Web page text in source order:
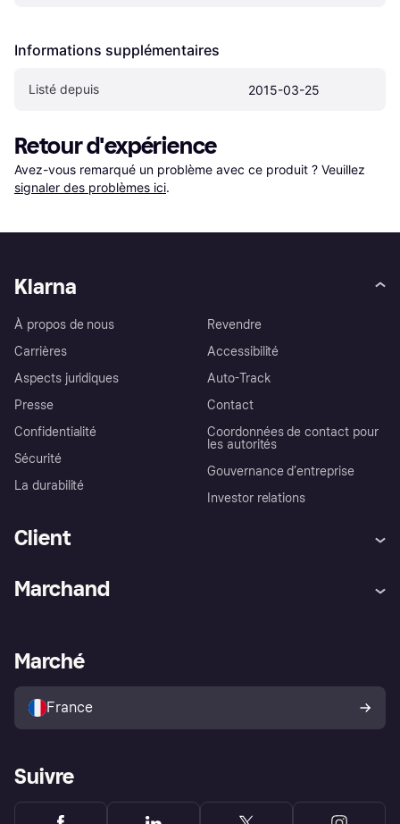
Informations supplémentaires
Listé depuis 2015-03-25
Retour d'expérience
Avez-vous remarqué un problème avec ce produit ? Veuillez
signaler des problèmes ici.
Klarna
À propos de nous
Carrières
Aspects juridiques
Presse
Confidentialité
Sécurité
La durabilité
Revendre
Accessibilité
Auto-Track
Contact
Coordonnées de contact pour
les autorités
Gouvernance d’entreprise
Investor relations
Client
Explorez les magasins
Politique de protection de
l’acheteur Klarna
Marchand
Portail Marchand
Marché
France
Suivre